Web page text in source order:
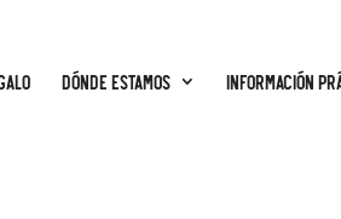
Dónde estamos Información